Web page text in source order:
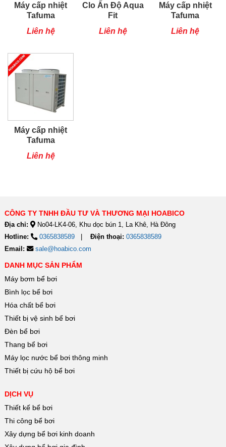
Máy cấp nhiệt
Tafuma
TSQ80RP
Liên hệ
Clo Ấn Độ Aqua
Fit
Liên hệ
Máy cấp nhiệt
Tafuma
TSQ50RP
Liên hệ
Máy cấp nhiệt
Tafuma
TSQ40RP
Liên hệ
CÔNG TY TNHH ĐẦU TƯ VÀ THƯƠNG MẠI HOABICO
Địa chỉ:
No04-LK4-06, Khu dọc bún 1, La Khê, Hà Đông
Hotline:
0365838589 Điện thoại: 0365838589
Email:
sale@hoabico.com
DANH MỤC SẢN PHẨM
Máy bơm bể bơi
Bình lọc bể bơi
Hóa chất bể bơi
Thiết bị vệ sinh bể bơi
Đèn bể bơi
Thang bể bơi
Máy lọc nước bể bơi thông minh
Thiết bị cứu hộ bể bơi
DỊCH VỤ
Thiết kế bể bơi
Thi công bể bơi
Xây dựng bể bơi kinh doanh